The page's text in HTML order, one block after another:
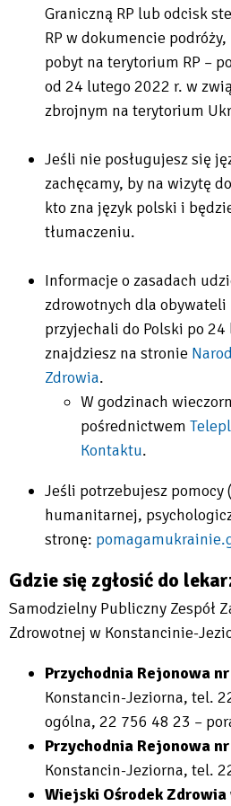
Graniczną RP lub odcisk
RP w dokumencie
pobyt na terytorium RP –
od 24 lutego 2022 r. w
zbrojnym na terytorium
Jeśli nie posługujesz się
zachęcamy, by na wizytę
kto zna język polski i
tłumaczeniu.
Informacje o zasadach
zdrowotnych dla obywateli
przyjechali do Polski po
znajdziesz na stronie
Zdrowia
Will
tab
.
W godzinach
pośrednictwem
Kontaktu
open
in
new
tab
.
Jeśli potrzebujesz pomocy
humanitarnej,
stronę:
open
in
new
Gdzie się zgłosić do
Samodzielny Publiczny Zespół
Zdrowotnej w Konstancinie-
Przychodnia Rejonowa nr
Konstancin-Jeziorna, tel.
ogólna, 22 756 48 23 –
Przychodnia Rejonowa nr
Konstancin-Jeziorna, tel.
Wiejski Ośrodek Zdrowia